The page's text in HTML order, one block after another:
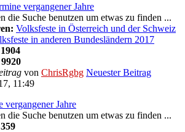
vergangener Jahre
die Suche benutzen um etwas zu finden ...
Volksfeste in Österreich und der Schweiz
in anderen Bundesländern 2017
1904
9920
von ChrisRgbg Neuester Beitrag
11:49
vergangener Jahre
die Suche benutzen um etwas zu finden ...
359